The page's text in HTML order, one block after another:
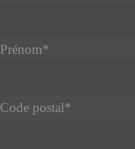
Prénom*
Code postal*